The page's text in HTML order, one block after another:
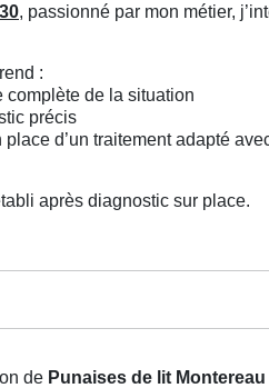
, passionné par mon métier,
:
complète de la situation
précis
place d’un traitement adapté
après diagnostic sur place.
de Punaises de lit